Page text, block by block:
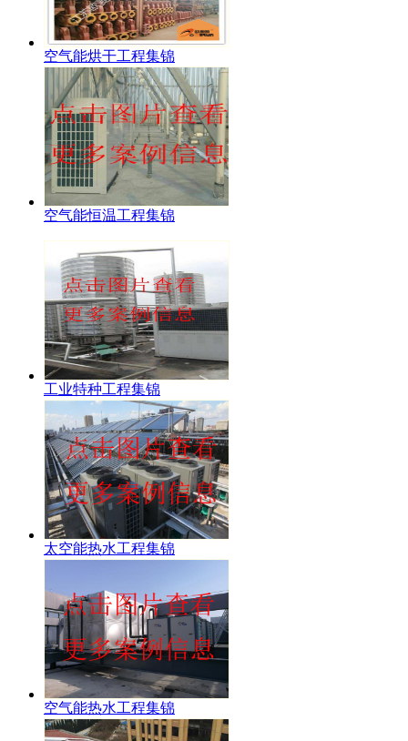
空气能烘干工程集锦
空气能恒温工程集锦
工业特种工程集锦
太空能热水工程集锦
空气能热水工程集锦